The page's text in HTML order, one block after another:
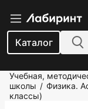
Каталог
Учебная,
школы / Физика.
классы)